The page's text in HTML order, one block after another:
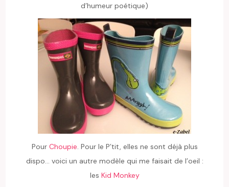
d’humeur poétique)
Pour Choupie. Pour le P’tit, elles ne sont déjà plus
dispo… voici un autre modèle qui me faisait de l’oeil :
les Kid Monkey